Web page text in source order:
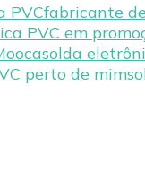
PVCfabricante
PVC em
solda
perto de mim